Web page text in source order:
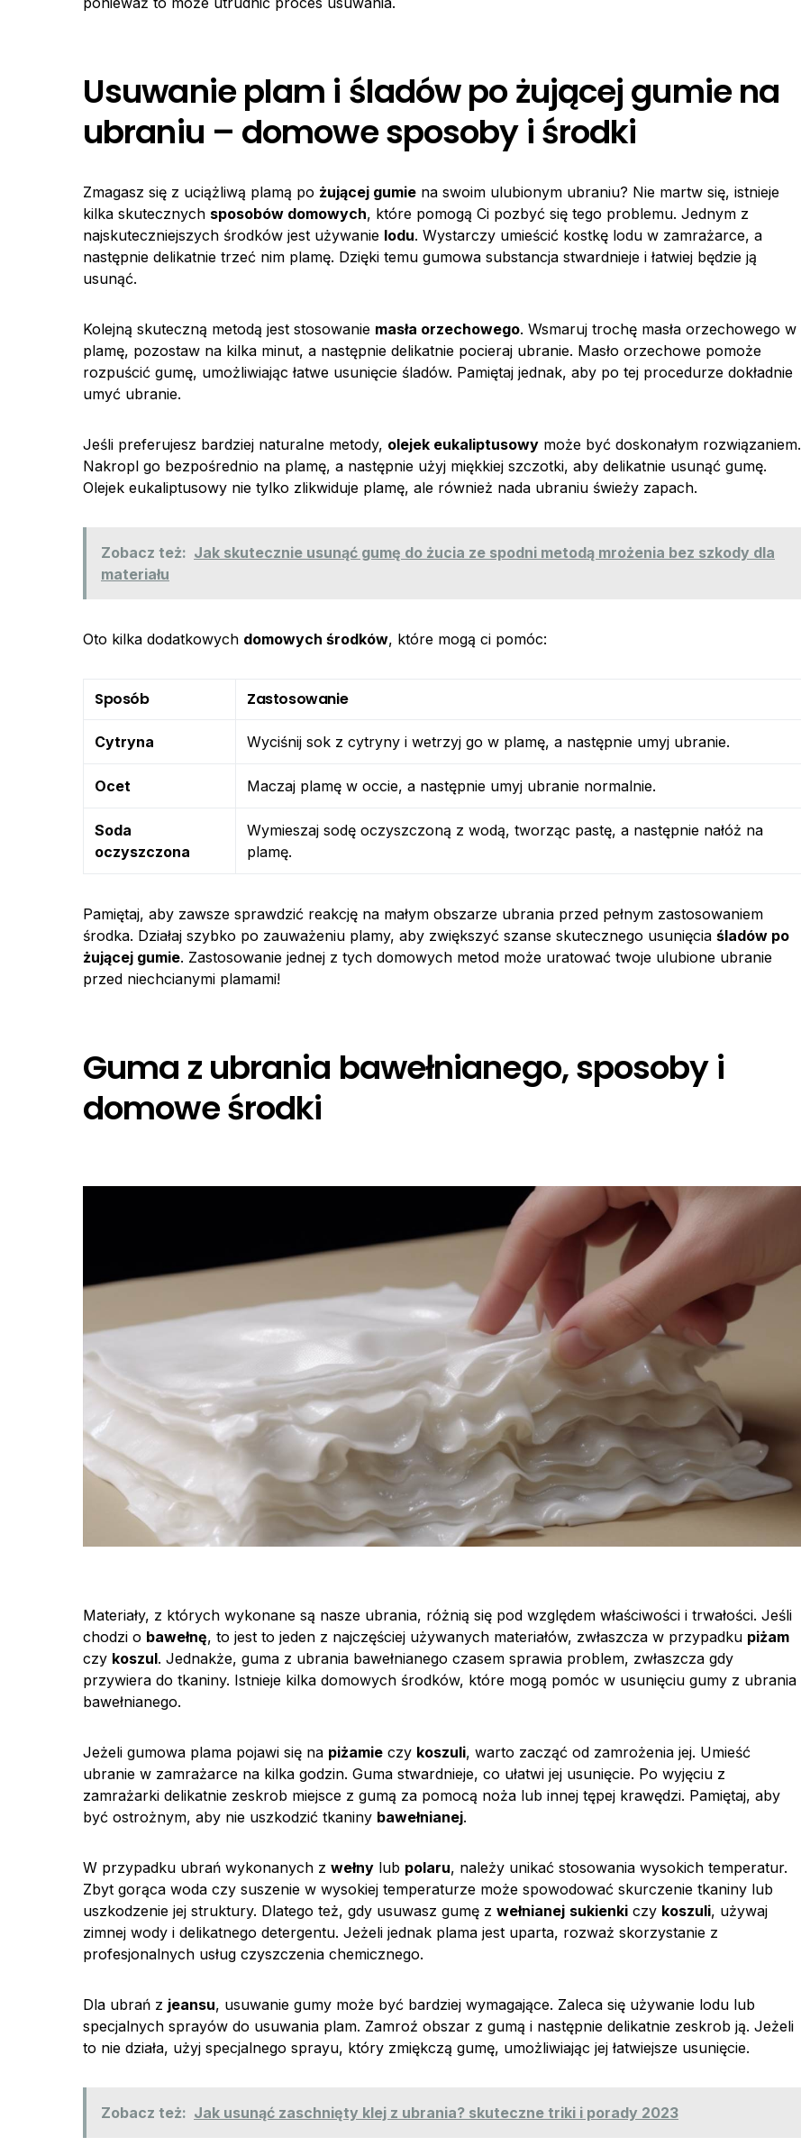
Usuwanie plam i śladów po żującej gumie na
ubraniu – domowe sposoby i środki
Zmagasz się z uciążliwą plamą po żującej gumie na swoim ulubionym ubraniu? Nie martw się, istnieje
kilka skutecznych sposobów domowych, które pomogą Ci pozbyć się tego problemu. Jednym z
najskuteczniejszych środków jest używanie lodu. Wystarczy umieścić kostkę lodu w zamrażarce, a
następnie delikatnie trzeć nim plamę. Dzięki temu gumowa substancja stwardnieje i łatwiej będzie ją
usunąć.
Kolejną skuteczną metodą jest stosowanie masła orzechowego. Wsmaruj trochę masła orzechowego w
plamę, pozostaw na kilka minut, a następnie delikatnie pocieraj ubranie. Masło orzechowe pomoże
rozpuścić gumę, umożliwiając łatwe usunięcie śladów. Pamiętaj jednak, aby po tej procedurze dokładnie
umyć ubranie.
Jeśli preferujesz bardziej naturalne metody, olejek eukaliptusowy może być doskonałym rozwiązaniem.
Nakropl go bezpośrednio na plamę, a następnie użyj miękkiej szczotki, aby delikatnie usunąć gumę.
Olejek eukaliptusowy nie tylko zlikwiduje plamę, ale również nada ubraniu świeży zapach.
Zobacz też: Jak skutecznie usunąć gumę do żucia ze spodni metodą mrożenia bez szkody dla
materiału
Oto kilka dodatkowych domowych środków, które mogą ci pomóc:
Sposób Zastosowanie
Cytryna Wyciśnij sok z cytryny i wetrzyj go w plamę, a następnie umyj ubranie.
Ocet Maczaj plamę w occie, a następnie umyj ubranie normalnie.
Soda
oczyszczona
Wymieszaj sodę oczyszczoną z wodą, tworząc pastę, a następnie nałóż na
plamę.
Pamiętaj, aby zawsze sprawdzić reakcję na małym obszarze ubrania przed pełnym zastosowaniem
środka. Działaj szybko po zauważeniu plamy, aby zwiększyć szanse skutecznego usunięcia śladów po
żującej gumie. Zastosowanie jednej z tych domowych metod może uratować twoje ulubione ubranie
przed niechcianymi plamami!
Guma z ubrania bawełnianego, sposoby i
domowe środki
Materiały, z których wykonane są nasze ubrania, różnią się pod względem właściwości i trwałości. Jeśli
chodzi o bawełnę, to jest to jeden z najczęściej używanych materiałów, zwłaszcza w przypadku piżam
czy koszul. Jednakże, guma z ubrania bawełnianego czasem sprawia problem, zwłaszcza gdy
przywiera do tkaniny. Istnieje kilka domowych środków, które mogą pomóc w usunięciu gumy z ubrania
bawełnianego.
Jeżeli gumowa plama pojawi się na piżamie czy koszuli, warto zacząć od zamrożenia jej. Umieść
ubranie w zamrażarce na kilka godzin. Guma stwardnieje, co ułatwi jej usunięcie. Po wyjęciu z
zamrażarki delikatnie zeskrob miejsce z gumą za pomocą noża lub innej tępej krawędzi. Pamiętaj, aby
być ostrożnym, aby nie uszkodzić tkaniny bawełnianej.
W przypadku ubrań wykonanych z wełny lub polaru, należy unikać stosowania wysokich temperatur.
Zbyt gorąca woda czy suszenie w wysokiej temperaturze może spowodować skurczenie tkaniny lub
uszkodzenie jej struktury. Dlatego też, gdy usuwasz gumę z wełnianej sukienki czy koszuli, używaj
zimnej wody i delikatnego detergentu. Jeżeli jednak plama jest uparta, rozważ skorzystanie z
profesjonalnych usług czyszczenia chemicznego.
Dla ubrań z jeansu, usuwanie gumy może być bardziej wymagające. Zaleca się używanie lodu lub
specjalnych sprayów do usuwania plam. Zamroź obszar z gumą i następnie delikatnie zeskrob ją. Jeżeli
to nie działa, użyj specjalnego sprayu, który zmiękczą gumę, umożliwiając jej łatwiejsze usunięcie.
Zobacz też: Jak usunąć zaschnięty klej z ubrania? skuteczne triki i porady 2023